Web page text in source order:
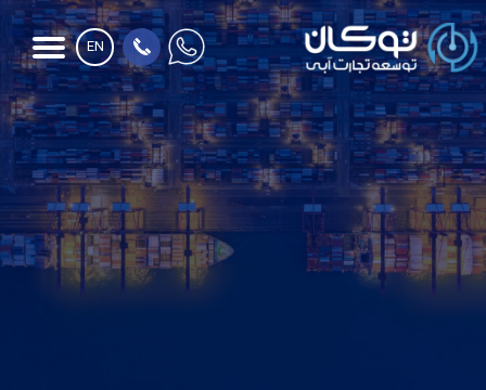
EN